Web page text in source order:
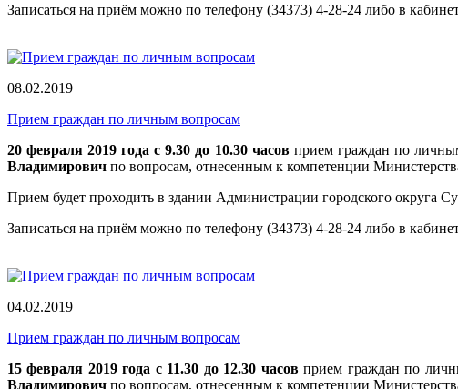
Записаться на приём можно по телефону (34373) 4-28-24 либо в
08.02.2019
Прием граждан по личным вопросам
20 февраля 2019 года с 9.30 до 10.30 часовприем граждан по
Владимирович по вопросам, отнесенным к компетенции
Прием будет проходить в здании Администрации городского округа
Записаться на приём можно по телефону (34373) 4-28-24 либо в
04.02.2019
Прием граждан по личным вопросам
15 февраля 2019 года с 11.30 до 12.30 часовприем граждан по
Владимирович по вопросам, отнесенным к компетенции